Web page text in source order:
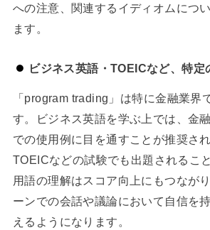
への注意、関連するイディオムにつ
ます。
ビジネス英語・TOEICなど、特定
「program trading」は特に金融業界
す。ビジネス英語を学ぶ上では、金
での使用例に目を通すことが推奨さ
TOEICなどの試験でも出題されるこ
用語の理解はスコア向上にもつなが
ーンでの会話や議論において自信を
えるようになります。